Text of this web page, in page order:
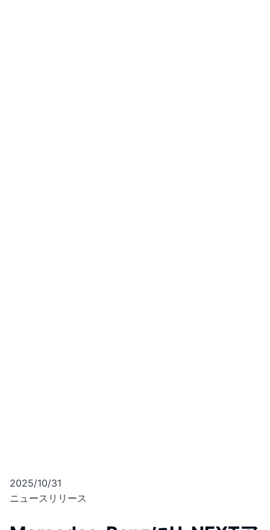
2025/10/31
ニュースリリース